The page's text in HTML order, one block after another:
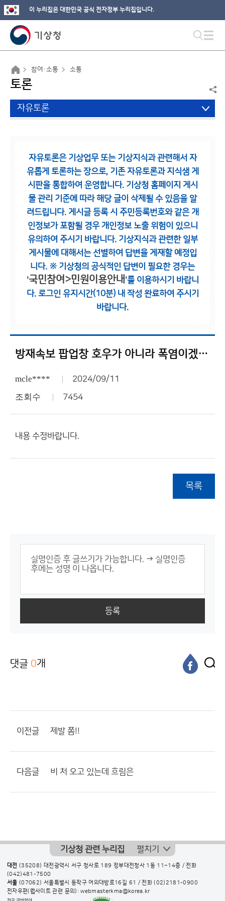
이 누리집은 대한민국 공식 전자정부 누리집입니다.
참여·소통 소통
토론
자유토론
자유토론은 기상업무 또는 기상지식과 관련해서 자
유롭게 토론하는 장으로, 기존 자유토론과 지식샘 게
시판을 통합하여 운영합니다. 기상청 홈페이지 게시
물 관리 기준에 따라 해당 글이 삭제될 수 있음을 알
려드립니다. 게시글 등록 시 주민등록번호와 같은 개
인정보가 포함될 경우 개인정보 노출 위험이 있으니
유의하여 주시기 바랍니다. 기상지식과 관련한 일부
게시물에 대해서는 선별하여 답변을 게재할 예정입
니다. ※ 기상청의 공식적인 답변이 필요한 경우는
'국민참여>민원이용안내 '를 이용하시기 바랍니
다. 로그인 유지시간(10분) 내 작성 완료하여 주시기
바랍니다.
방재속보 팝업창 호우가 아니라 폭염이겠죠?
mcle**** 2024/09/11
조회수 7454
내용 수정바랍니다.
목록
등록
댓글 0개
이전글 제발 쫌!!
다음글 비 처 오고 있는데 흐림은
기상청 관련 누리집 펼치기
대전 (35208) 대전광역시 서구 청사로 189 정부대전청사 1동 11~14층 / 전화
(042)481-7500
서울 (07062) 서울특별시 동작구 여의대방로16길 61 / 전화(02)2181-0900
전자우편(웹사이트 관련 문의): webmasterkma@korea.kr